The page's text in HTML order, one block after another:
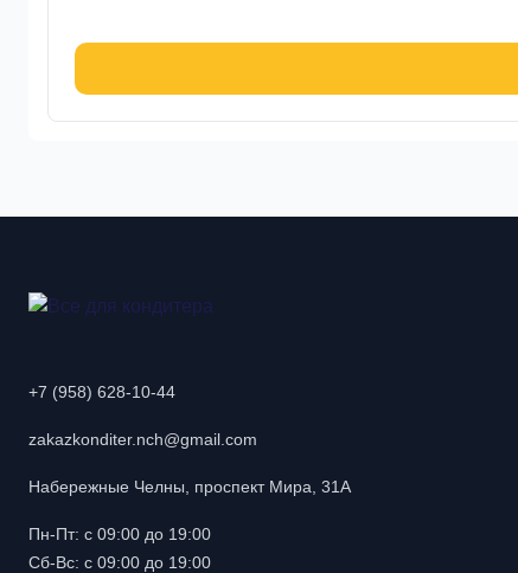
+7 (958) 628-10-44
zakazkonditer.nch@gmail.com
Набережные Челны, проспект Мира, 31А
Пн-Пт: с 09:00 до 19:00
Сб-Вс: с 09:00 до 19:00